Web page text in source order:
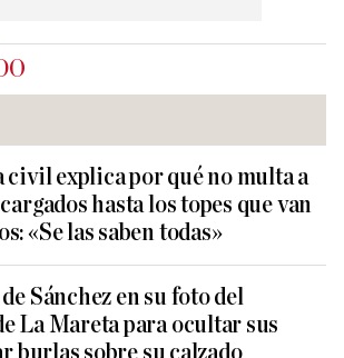
civil explica por qué no multa a
hasta los topes que van
«Se las saben todas»
Sánchez en su foto del
La Mareta para ocultar sus